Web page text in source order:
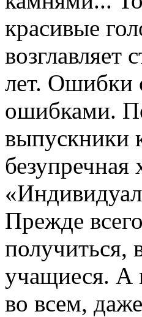
красивые
лет. Ошибки
ошибками.
выпускники
Прежде
получиться,
учащиеся. А
во всем,